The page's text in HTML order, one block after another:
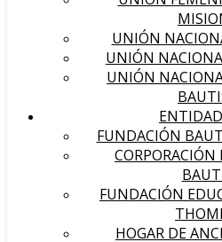
UNIÓN
UNIÓN
UNIÓN
FUNDACIÓN
FUNDACIÓN
HOGAR DE